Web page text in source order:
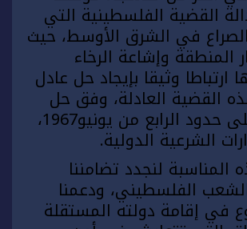
القضية الفلسطينية التي
في الشرق الأوسط، حيث
المنطقة وإشاعة الرخاء
ارتباطا وثيقا بإيجاد حل عادل
القضية العادلة، وفق حل
الدولتين، وعلى حدود الرابع من يونيو1967،
الشرعية الدولية.
المناسبة لنجدد تضامننا
الفلسطيني، ودعمنا
في إقامة دولته المستقلة